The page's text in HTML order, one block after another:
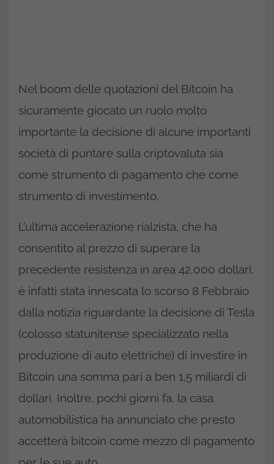
Nel boom delle quotazioni del Bitcoin ha
sicuramente giocato un ruolo molto
importante la decisione di alcune importanti
società di puntare sulla criptovaluta sia
come strumento di pagamento che come
strumento di investimento.
L’ultima accelerazione rialzista, che ha
consentito al prezzo di superare la
precedente resistenza in area 42.000 dollari,
è infatti stata innescata lo scorso 8 Febbraio
dalla notizia riguardante la decisione di Tesla
(colosso statunitense specializzato nella
produzione di auto elettriche) di investire in
Bitcoin una somma pari a ben 1,5 miliardi di
dollari. Inoltre, pochi giorni fa, la casa
automobilistica ha annunciato che presto
accetterà bitcoin come mezzo di pagamento